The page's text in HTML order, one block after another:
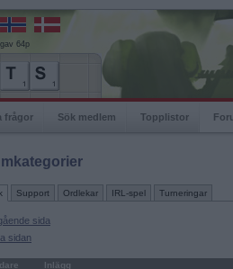
64p
frågor Sök medlem Topplistor
Support Ordlekar IRL-spel Turneringar
sida
sidan
Inlägg